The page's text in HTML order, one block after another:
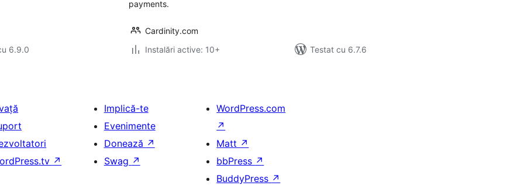
6.9.0
payments.
Cardinity.com
Instalări active: 10+
Testat cu 6.7.6
↗
Implică-te
Evenimente
Donează ↗
Swag ↗
WordPress.com
↗
Matt ↗
bbPress ↗
BuddyPress ↗